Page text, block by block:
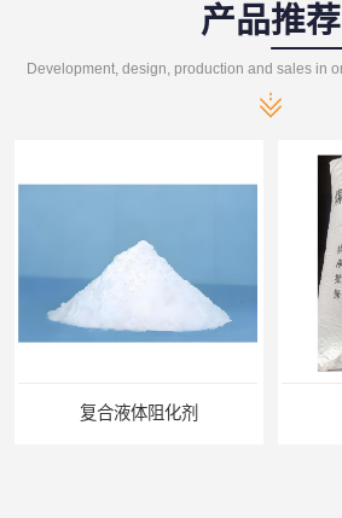
产品推荐
矿用阻化剂